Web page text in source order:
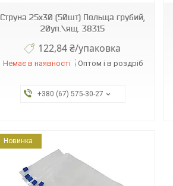
Струна 25х30 (50шт) Польща грубий,
20уп.\ящ. 38315
122,84 ₴/упаковка
Немає в наявності Оптом і в роздріб
+380 (67) 575-30-27
Новинка